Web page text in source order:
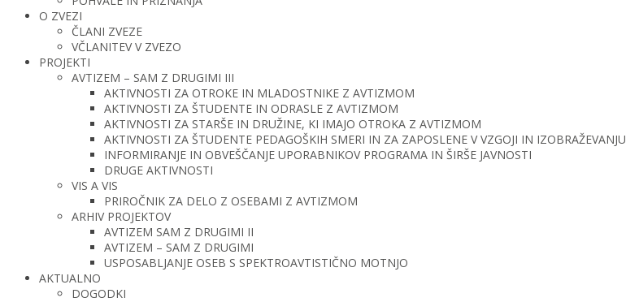
O ZVEZI
ČLANI ZVEZE
VČLANITEV V ZVEZO
PROJEKTI
AVTIZEM – SAM Z DRUGIMI III
AKTIVNOSTI ZA OTROKE IN MLADOSTNIKE Z AVTIZMOM
AKTIVNOSTI ZA ŠTUDENTE IN ODRASLE Z AVTIZMOM
AKTIVNOSTI ZA STARŠE IN DRUŽINE, KI IMAJO OTROKA Z AVTIZMOM
AKTIVNOSTI ZA ŠTUDENTE PEDAGOŠKIH SMERI IN ZA ZAPOSLENE V VZGOJI IN IZOBRAŽEVANJU
INFORMIRANJE IN OBVEŠČANJE UPORABNIKOV PROGRAMA IN ŠIRŠE JAVNOSTI
DRUGE AKTIVNOSTI
VIS A VIS
PRIROČNIK ZA DELO Z OSEBAMI Z AVTIZMOM
ARHIV PROJEKTOV
AVTIZEM SAM Z DRUGIMI II
AVTIZEM – SAM Z DRUGIMI
USPOSABLJANJE OSEB S SPEKTROAVTISTIČNO MOTNJO
AKTUALNO
DOGODKI